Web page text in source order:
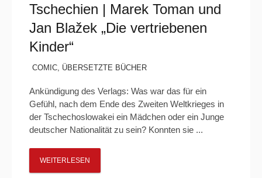
Tschechien | Marek Toman und
Jan Blažek „Die vertriebenen
Kinder“
COMIC, ÜBERSETZTE BÜCHER
Ankündigung des Verlags: Was war das für ein
Gefühl, nach dem Ende des Zweiten Weltkrieges in
der Tschechoslowakei ein Mädchen oder ein Junge
deutscher Nationalität zu sein? Konnten sie ...
WEITERLESEN